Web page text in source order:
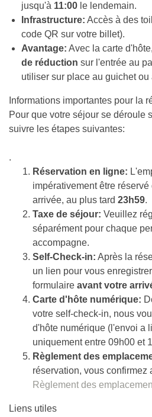
jusqu'à 11:00le lendemain.
Infrastructure: Accès à des
code QR sur votre billet).
Avantage: Avec la carte
de réduction sur l'entrée au
utiliser sur place au guichet ou
Informations importantes pour la
Pour que votre séjour se déroule
suivre les étapes suivantes:
.
Réservation en ligne:
impérativement être
arrivée, au plus tard 23h59.
Taxe de séjour: Veuillez
séparément pour chaque
accompagne.
Self-Check-in: Après la
un lien pour vous
formulaire avant votre
Carte d'hôte numérique:
votre self-check-in, nous
d'hôte numérique (l'envoi a
uniquement entre 09h00 et
Règlement des
réservation, vous confirmez
Règlement des
Liens utiles